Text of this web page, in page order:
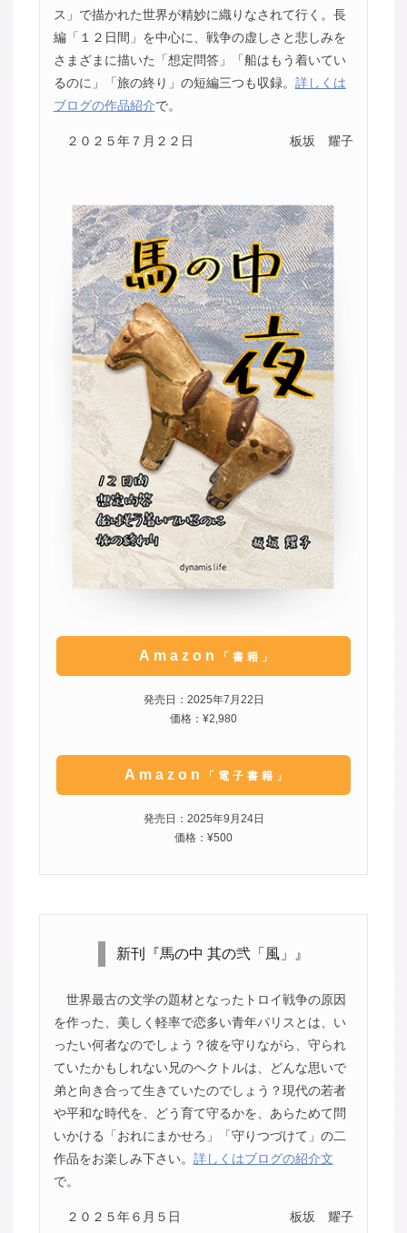
ス」で描かれた世界が精妙に織りなされて行く。長
編「１２日間」を中心に、戦争の虚しさと悲しみを
さまざまに描いた「想定問答」「船はもう着いてい
るのに」「旅の終り」の短編三つも収録。 詳しくは
ブログの作品紹介で。
２０２５年７月２２日 板坂 耀子
Amazon 「書籍」
発売日：2025年7月22日
価格：¥2,980
Amazon 「電子書籍」
発売日：2025年9月24日
価格：¥500
新刊『馬の中 其の弐「風」』
世界最古の文学の題材となったトロイ戦争の原因
を作った、美しく軽率で恋多い青年パリスとは、い
ったい何者なのでしょう？彼を守りながら、守られ
ていたかもしれない兄のヘクトルは、どんな思いで
弟と向き合って生きていたのでしょう？現代の若者
や平和な時代を、どう育て守るかを、あらためて問
いかける「おれにまかせろ」「守りつづけて」の二
作品をお楽しみ下さい。 詳しくはブログの紹介文
で。
２０２５年６月５日 板坂 耀子